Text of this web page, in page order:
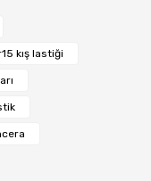
kış lastiği